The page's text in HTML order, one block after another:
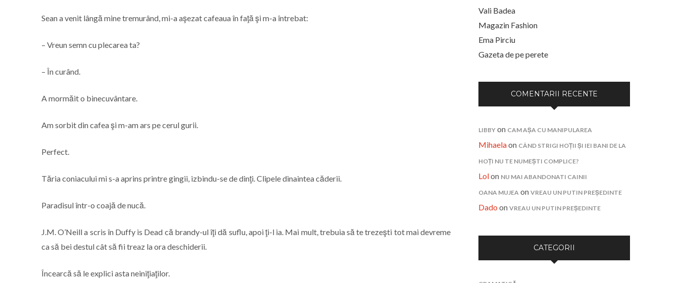
Sean a venit lângă mine tremurând, mi-a aşezat cafeaua în faţă şi m-a întrebat:
– Vreun semn cu plecarea ta?
– În curând.
A mormăit o binecuvântare.
Am sorbit din cafea şi m-am ars pe cerul gurii.
Perfect.
Tăria coniacului mi s-a aprins printre gingii, izbindu-se de dinţi. Clipele dinaintea căderii.
Paradisul într-o coajă de nucă.
J.M. O’Neill a scris în Duffy is Dead că brandy-ul îţi dă suflu, apoi ţi-l ia. Mai mult, trebuia să te trezeşti tot mai devreme
ca să bei destul cât să fii treaz la ora deschiderii.
Încearcă să le explici asta neiniţiaţilor.
Vali Badea
Magazin Fashion
Ema Pirciu
Gazeta de pe perete
COMENTARII RECENTE
LIBBY on CAM AȘA CU MANIPULAREA
Mihaelaon CÂND STRIGI HOȚII ȘI IEI BANI DE LA
HOȚI NU TE NUMEȘTI COMPLICE?
Lolon NU MAI ABANDONATI CAINII
OANA MUJEA on VREAU UN PUTIN PREȘEDINTE
Dado on VREAU UN PUTIN PREȘEDINTE
CATEGORII